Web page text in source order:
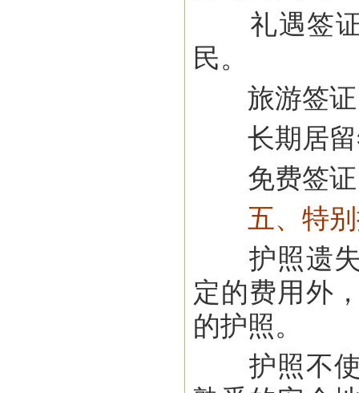
礼遇签证
民。
旅游签证
长期居留
免费签证
五、特
护照遗失
定的费用外
的护照。
护照不使